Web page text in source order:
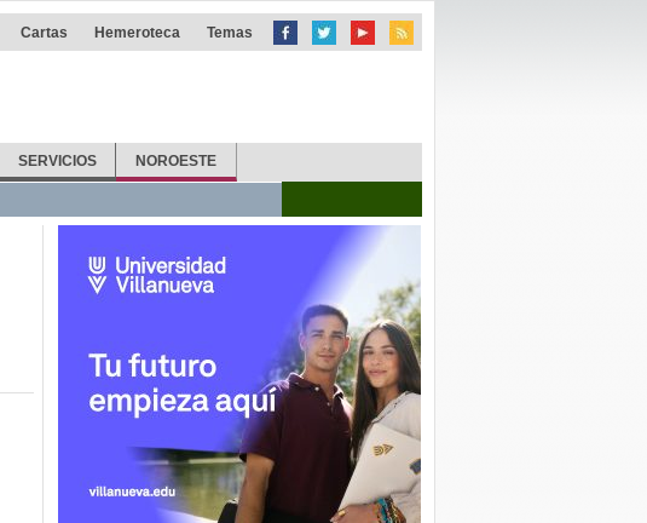
Cartas Hemeroteca Temas
SERVICIOS NOROESTE